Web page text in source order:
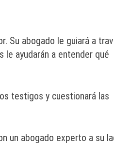
Su abogado le guiará a
le ayudarán a entender qué
testigos y cuestionará las
un abogado experto a su